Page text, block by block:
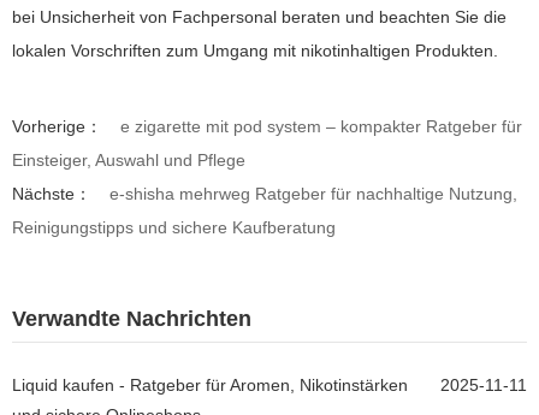
bei Unsicherheit von Fachpersonal beraten und beachten Sie die
lokalen Vorschriften zum Umgang mit nikotinhaltigen Produkten.
Vorherige：
e zigarette mit pod system – kompakter Ratgeber für
Einsteiger, Auswahl und Pflege
Nächste：
e-shisha mehrweg Ratgeber für nachhaltige Nutzung,
Reinigungstipps und sichere Kaufberatung
Verwandte Nachrichten
2025-11-11
Liquid kaufen - Ratgeber für Aromen, Nikotinstärken